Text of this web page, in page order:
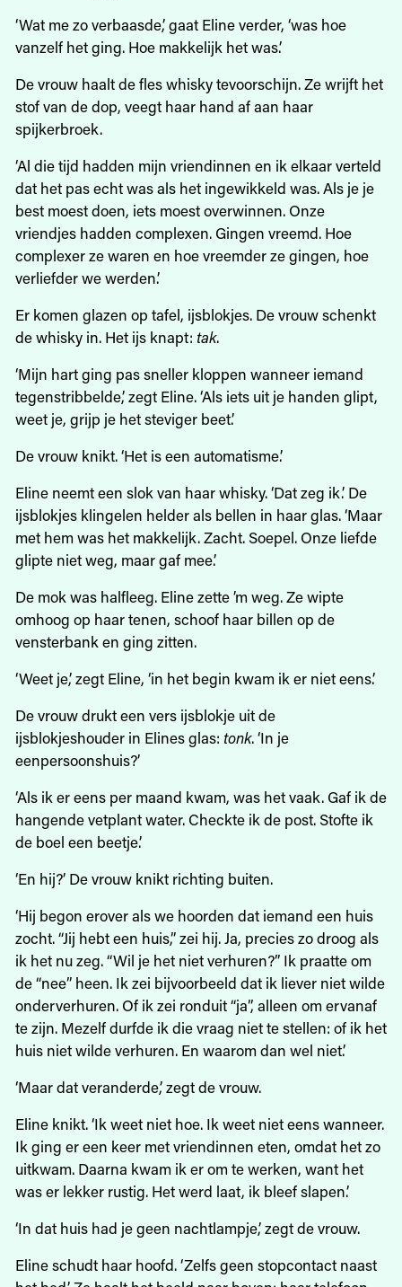
‘Wat me zo verbaasde,’ gaat Eline verder, ‘was hoe
vanzelf het ging. Hoe makkelijk het was.’
De vrouw haalt de fles whisky tevoorschijn. Ze wrijft het
stof van de dop, veegt haar hand af aan haar
spijkerbroek.
‘Al die tijd hadden mijn vriendinnen en ik elkaar verteld
dat het pas echt was als het ingewikkeld was. Als je je
best moest doen, iets moest overwinnen. Onze
vriendjes hadden complexen. Gingen vreemd. Hoe
complexer ze waren en hoe vreemder ze gingen, hoe
verliefder we werden.’
Er komen glazen op tafel, ijsblokjes. De vrouw schenkt
de whisky in. Het ijs knapt: tak.
‘Mijn hart ging pas sneller kloppen wanneer iemand
tegenstribbelde,’ zegt Eline. ‘Als iets uit je handen glipt,
weet je, grijp je het steviger beet.’
De vrouw knikt. ‘Het is een automatisme.’
Eline neemt een slok van haar whisky. ‘Dat zeg ik.’ De
ijsblokjes klingelen helder als bellen in haar glas. ‘Maar
met hem was het makkelijk. Zacht. Soepel. Onze liefde
glipte niet weg, maar gaf mee.’
De mok was halfleeg. Eline zette ’m weg. Ze wipte
omhoog op haar tenen, schoof haar billen op de
vensterbank en ging zitten.
‘Weet je,’ zegt Eline, ‘in het begin kwam ik er niet eens.’
De vrouw drukt een vers ijsblokje uit de
ijsblokjeshouder in Elines glas: tonk. ‘In je
eenpersoonshuis?’
‘Als ik er eens per maand kwam, was het vaak. Gaf ik de
hangende vetplant water. Checkte ik de post. Stofte ik
de boel een beetje.’
‘En hij?’ De vrouw knikt richting buiten.
‘Hij begon erover als we hoorden dat iemand een huis
zocht. “Jij hebt een huis,” zei hij. Ja, precies zo droog als
ik het nu zeg. “Wil je het niet verhuren?” Ik praatte om
de “nee” heen. Ik zei bijvoorbeeld dat ik liever niet wilde
onderverhuren. Of ik zei ronduit “ja”, alleen om ervanaf
te zijn. Mezelf durfde ik die vraag niet te stellen: of ik het
huis niet wilde verhuren. En waarom dan wel niet.’
‘Maar dat veranderde,’ zegt de vrouw.
Eline knikt. ‘Ik weet niet hoe. Ik weet niet eens wanneer.
Ik ging er een keer met vriendinnen eten, omdat het zo
uitkwam. Daarna kwam ik er om te werken, want het
was er lekker rustig. Het werd laat, ik bleef slapen.’
‘In dat huis had je geen nachtlampje,’ zegt de vrouw.
Eline schudt haar hoofd. ‘Zelfs geen stopcontact naast